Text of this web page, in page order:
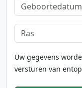
Uw gegevens
versturen van